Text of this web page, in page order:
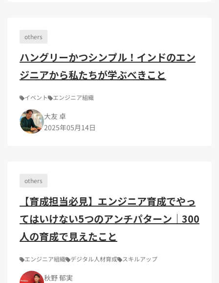
others
ハングリーかつシンプル！インドのエン
ジニアから私たちが学ぶべきこと
イベント エンジニア組織
大友 卓
2025年05月14日
others
【育成担当必見】エンジニア育成でやっ
てはいけない5つのアンチパターン｜300
人の育成で見えたこと
エンジニア組織 デジタル人材育成 スキルアップ
秋野 郁実